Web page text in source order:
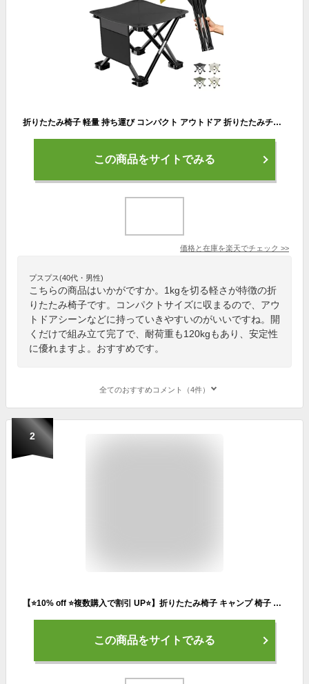
折りたたみ椅子 軽量 持ち運び コンパクト アウトドア 折りたたみチェア キャンプ椅子 キャンプチェア 耐荷重120kg 耐久 登山 釣り 収納袋付き
この商品をサイトでみる
価格と在庫を楽天でチェック >>
プスプス(40代・男性)
こちらの商品はいかがですか。1kgを切る軽さが特徴の折
りたたみ椅子です。コンパクトサイズに収まるので、アウ
トドアシーンなどに持っていきやすいのがいいですね。開
くだけで組み立て完了で、耐荷重も120kgもあり、安定性
に優れますよ。おすすめです。
全てのおすすめコメント（4件）
2
【⭐️10% off ⭐️複数購入で割引 UP⭐️】折りたたみ椅子 キャンプ 椅子 折りたたみチェア ミニチェア コンパクト 超軽量 折り畳み 瞬間収納 イベント ポケットチェア 携帯椅子 持ち運び 行列 アウトドアチェア 簡単収納 携帯椅子 持ち運び 子供 超軽量 運動会
この商品をサイトでみる